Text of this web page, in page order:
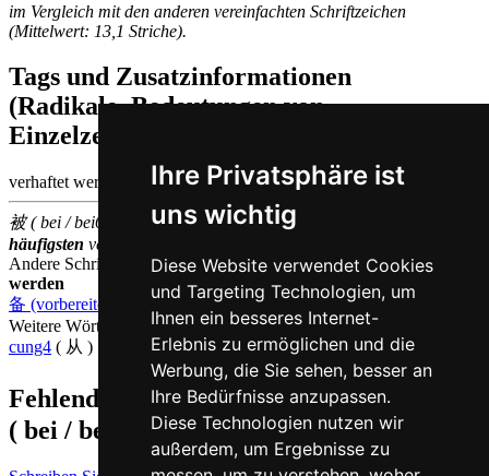
Ihre Privatsphäre ist
uns wichtig
Diese Website verwendet Cookies
und Targeting Technologien, um
Ihnen ein besseres Internet-
Erlebnis zu ermöglichen und die
Werbung, die Sie sehen, besser an
Ihre Bedürfnisse anzupassen.
Diese Technologien nutzen wir
außerdem, um Ergebnisse zu
im Vergleich mit den anderen vereinfachten Schriftzeichen
(Mittelwert: 13,1 Striche).
Tags und Zusatzinformationen
(Radikale, Bedeutungen von
Einzelzeichen, Komposita etc.)
verhaftet werden | passiv
被 ( bei / bei6 ) gehört zu den500im chinesischen Sprachraum am
häufigsten verwendeten
Andere Schriftzeichen, die auf Kantonesischbei6 ausgesprochen
werden
备 (vorbereiten)
鼻 (Nase), 避 (meiden)
Weitere Wörter, die ebenfallsvon auf Kantonesischbedeuten
cung4 ( 从 )
Fehlende oder falsche Übersetzung für
( bei / bei6 )
melden